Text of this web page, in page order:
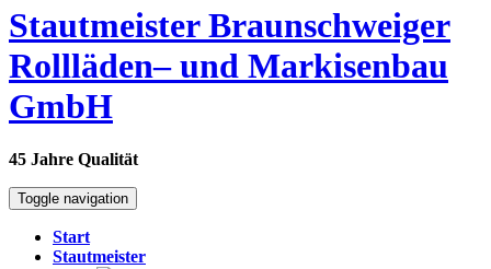
Stautmeister Braunschweiger
Rollläden– und Markisenbau
GmbH
45 Jahre Qualität
Toggle navigation
Start
Stautmeister